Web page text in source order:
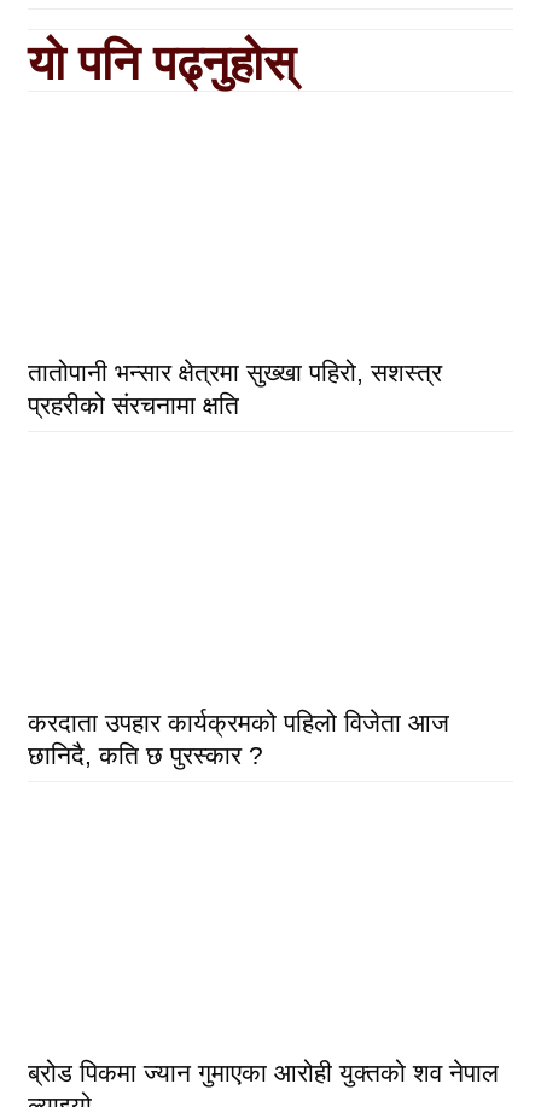
यो पनि पढ्नुहोस्
तातोपानी भन्सार क्षेत्रमा सुख्खा पहिरो, सशस्त्र
प्रहरीको संरचनामा क्षति
करदाता उपहार कार्यक्रमको पहिलो विजेता आज
छानिदै, कति छ पुरस्कार ?
ब्रोड पिकमा ज्यान गुमाएका आरोही युक्तको शव नेपाल